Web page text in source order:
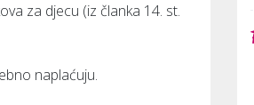
za djecu (iz članka 14. st.
naplaćuju.